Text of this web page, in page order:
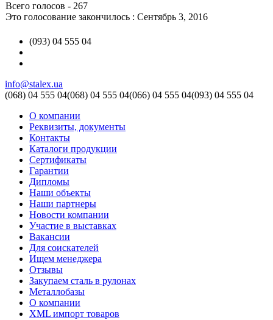
Всего голосов - 267
Это голосование закончилось : Сентябрь 3, 2016
(093) 04 555 04
info@stalex.ua
(068) 04 555 04(068) 04 555 04(066) 04 555 04(093) 04 555 04
О компании
Реквизиты, документы
Контакты
Каталоги продукции
Сертификаты
Гарантии
Дипломы
Наши объекты
Наши партнеры
Новости компании
Участие в выставках
Вакансии
Для соискателей
Ищем менеджера
Отзывы
Закупаем сталь в рулонах
Металлобазы
О компании
XML импорт товаров